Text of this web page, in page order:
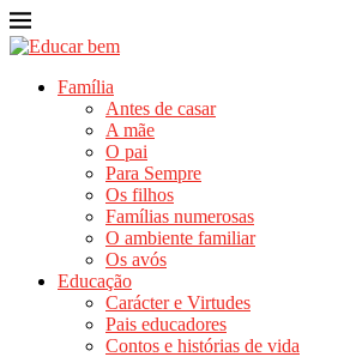
Família
Antes de casar
A mãe
O pai
Para Sempre
Os filhos
Famílias numerosas
O ambiente familiar
Os avós
Educação
Carácter e Virtudes
Pais educadores
Contos e histórias de vida